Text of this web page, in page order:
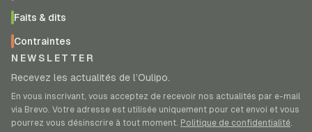
Faits & dits
Contraintes
NEWSLETTER
Recevez les actualités de l’Oulipo.
En vous inscrivant, vous acceptez de recevoir nos actualités par e-mail
via Brevo. Votre adresse est utilisée uniquement pour cet envoi et vous
pourrez vous désinscrire à tout moment. Politique de confidentialité.